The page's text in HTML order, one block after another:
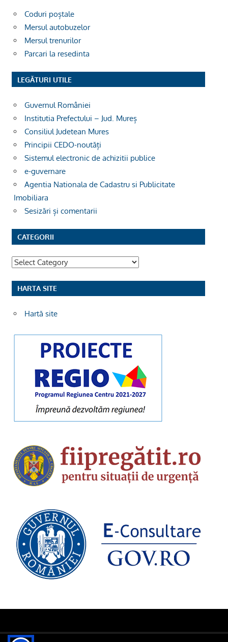
Coduri poștale
Mersul autobuzelor
Mersul trenurilor
Parcari la resedinta
LEGĂTURI UTILE
Guvernul României
Institutia Prefectului – Jud. Mureș
Consiliul Judetean Mures
Principii CEDO-noutăți
Sistemul electronic de achizitii publice
e-guvernare
Agentia Nationala de Cadastru si Publicitate
Imobiliara
Sesizări și comentarii
CATEGORII
Categorii
HARTA SITE
Hartă site